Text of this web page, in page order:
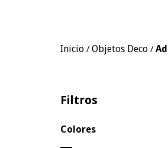
Inicio / Objetos Deco /
Filtros
Colores